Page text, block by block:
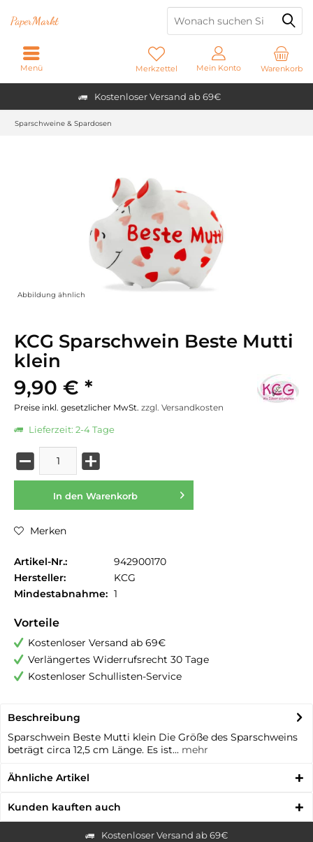
Kostenloser Versand ab 69€
PaperMarkt
Warenkorb
Merkzettel Mein Konto
Menü
Sparschweine & Spardosen
Abbildung ähnlich
KCG Sparschwein Beste Mutti
klein
9,90 € *
Preise inkl. gesetzlicher MwSt. zzgl. Versandkosten
Lieferzeit: 2-4 Tage
In den Warenkorb
Merken
Artikel-Nr.:
942900170
Hersteller:
KCG
Mindestabnahme: 1
Vorteile
Kostenloser Versand ab 69€
Verlängertes Widerrufsrecht 30 Tage
Kostenloser Schullisten-Service
Beschreibung
Sparschwein Beste Mutti klein Die Größe des Sparschweins
beträgt circa 12,5 cm Länge. Es ist... mehr
Ähnliche Artikel
Kunden kauften auch
Kostenloser Versand ab 69€